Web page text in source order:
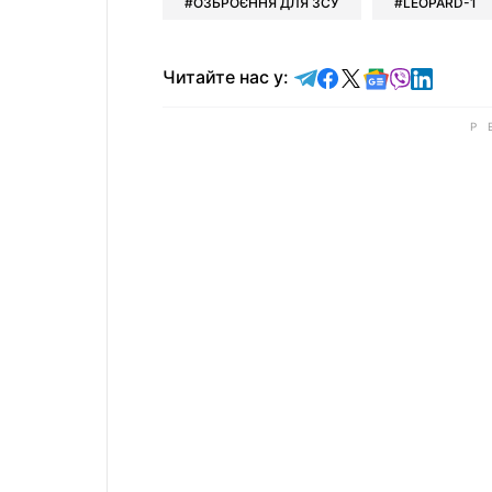
Читайте нас у: Читайте у Telegram
Читайте у
Читайте у X
Читайте у
Читайте